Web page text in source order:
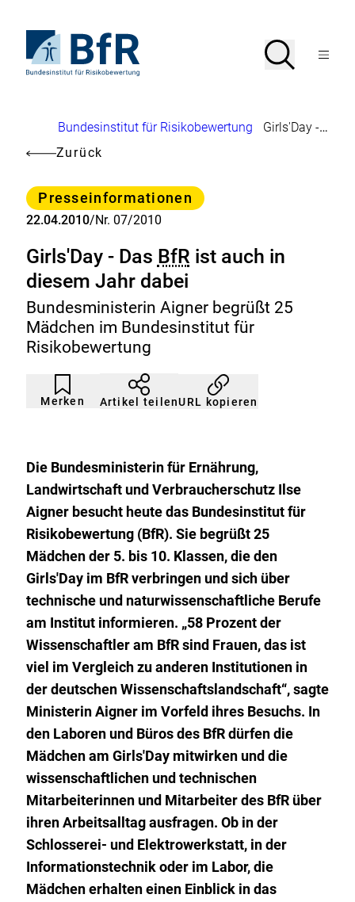
Seiteninhalt
springenStartseite
von
Suche
SucheMenü
Brotkrumennavigation
Bundesinstitut für Risikobewertung Girls'Day - Das
Zurück
Kategorie
Presseinformationen
22.04.2010/Nr. 07/2010
Girls'Day - Das BfR ist auch in
diesem Jahr dabei
Bundesministerin Aigner begrüßt 25
Mädchen im Bundesinstitut für
Risikobewertung
Merken
Artikel
nicht
gemerkt
Durch
Klicken
der
Artikel teilenURL kopieren
Die Bundesministerin für Ernährung,
Landwirtschaft und Verbraucherschutz Ilse
Aigner besucht heute das Bundesinstitut für
Risikobewertung (BfR). Sie begrüßt 25
Mädchen der 5. bis 10. Klassen, die den
Girls'Dayim BfR verbringen und sich über
technische und naturwissenschaftliche Berufe
am Institut informieren. „58 Prozent der
Wissenschaftler am BfR sind Frauen, das ist
viel im Vergleich zu anderen Institutionen in
der deutschen Wissenschaftslandschaft“, sagte
Ministerin Aigner im Vorfeld ihres Besuchs. In
den Laboren und Büros des BfR dürfen die
Mädchen am Girls'Daymitwirken und die
wissenschaftlichen und technischen
Mitarbeiterinnen und Mitarbeiter des BfR über
ihren Arbeitsalltag ausfragen. Ob in der
Schlosserei- und Elektrowerkstatt, in der
Informationstechnik oder im Labor, die
Mädchen erhalten einen Einblick in das